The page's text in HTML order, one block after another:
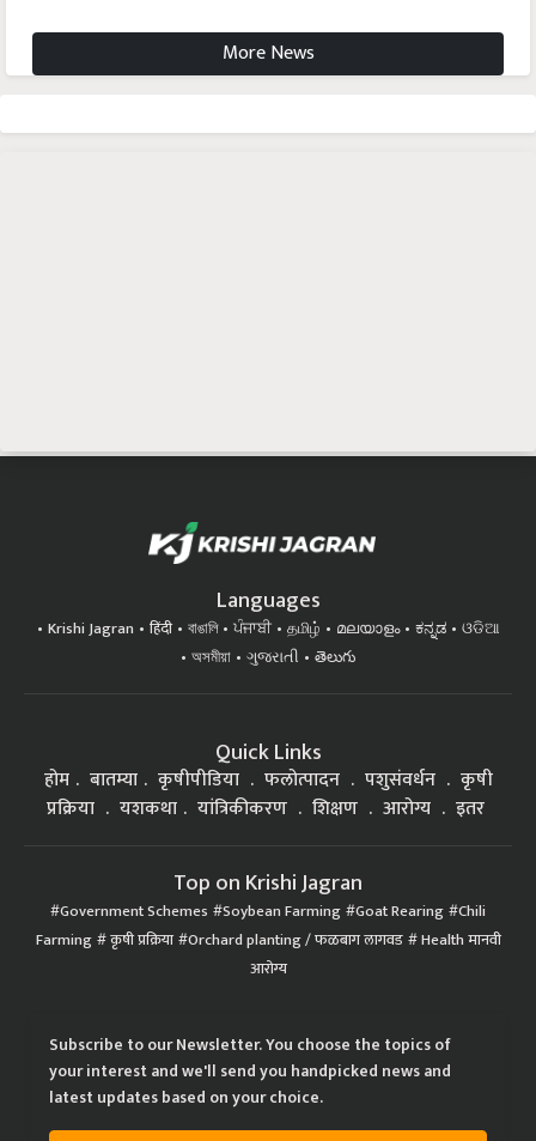
More News
Languages
Krishi Jagran हिंदी বাঙালি ਪੰਜਾਬੀ தமிழ் മലയാളം ಕನ್ನಡ
ଓଡିଆ
অসমীয়া
ગુજરાતી తెలుగు
Quick Links
होम बातम्या कृषीपीडिया फलोत्पादन पशुसंवर्धन
कृषी
प्रक्रिया
यशकथा यांत्रिकीकरण शिक्षण आरोग्य इतर
Top on Krishi Jagran
Government Schemes Soybean Farming Goat Rearing Chili
Farming कृषी प्रक्रिया Orchard planting / फळबाग लागवड Health मानवी
आरोग्य
Subscribe to our Newsletter. You choose the topics of
your interest and we'll send you handpicked news and
latest updates based on your choice.